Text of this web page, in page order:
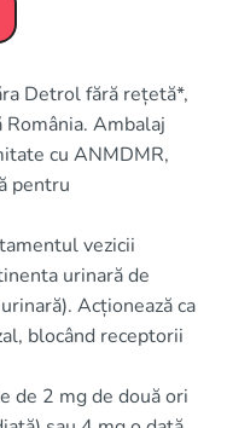
Detrol fără rețetă*,
Ambalaj
cu ANMDMR,
pentru
vezicii
urinară de
Acționează ca
blocând receptorii
de 2 mg de două ori